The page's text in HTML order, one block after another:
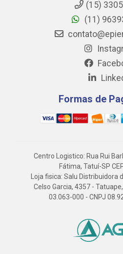
(15)
(11)
Formas de
Centro Logistico: Rua Rui
Fátima, Tatuí-SP
Loja fisica: Salu Distribuidora
Celso Garcia, 4357 -
03.063-000 - CNPJ